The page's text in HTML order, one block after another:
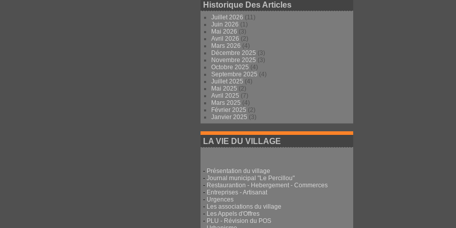
Historique Des Articles
Juillet 2026 (11)
Juin 2026 (1)
Mai 2026 (3)
Avril 2026 (2)
Mars 2026 (4)
Décembre 2025 (3)
Novembre 2025 (3)
Octobre 2025 (4)
Septembre 2025 (4)
Juillet 2025 (4)
Mai 2025 (2)
Avril 2025 (7)
Mars 2025 (4)
Février 2025 (2)
Janvier 2025 (3)
LA VIE DU VILLAGE
- Présentation du village
- Journal municipal "Le Percillou"
- Restaurantion - Hebergement - Commerces
- Entreprises - Artisanat
- Urgences
- Les associations du village
- Les Appels d'Offres
- PLU - Révision du POS